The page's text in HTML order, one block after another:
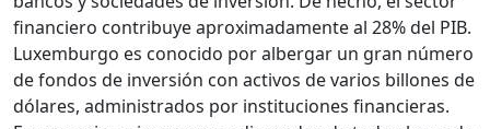
financiero contribuye aproximadamente al 28% del PIB.
Luxemburgo es conocido por albergar un gran número
de fondos de inversión con activos de varios billones de
dólares, administrados por instituciones financieras.